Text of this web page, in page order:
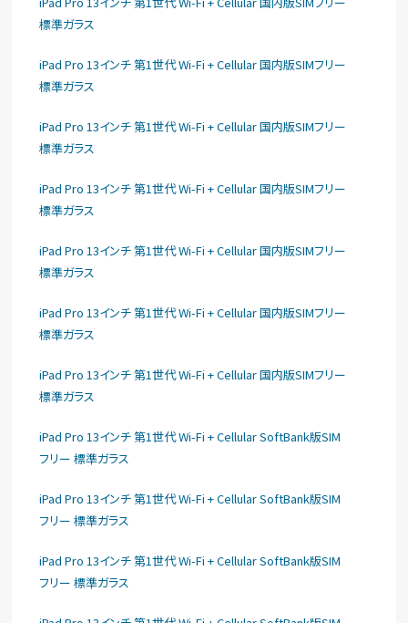
標準ガラス
iPad Pro 13インチ 第1世代 Wi-Fi + Cellular 国内版SIMフリー
標準ガラス
iPad Pro 13インチ 第1世代 Wi-Fi + Cellular 国内版SIMフリー
標準ガラス
iPad Pro 13インチ 第1世代 Wi-Fi + Cellular 国内版SIMフリー
標準ガラス
iPad Pro 13インチ 第1世代 Wi-Fi + Cellular 国内版SIMフリー
標準ガラス
iPad Pro 13インチ 第1世代 Wi-Fi + Cellular 国内版SIMフリー
標準ガラス
iPad Pro 13インチ 第1世代 Wi-Fi + Cellular 国内版SIMフリー
標準ガラス
iPad Pro 13インチ 第1世代 Wi-Fi + Cellular SoftBank版SIM
フリー 標準ガラス
iPad Pro 13インチ 第1世代 Wi-Fi + Cellular SoftBank版SIM
フリー 標準ガラス
iPad Pro 13インチ 第1世代 Wi-Fi + Cellular SoftBank版SIM
フリー 標準ガラス